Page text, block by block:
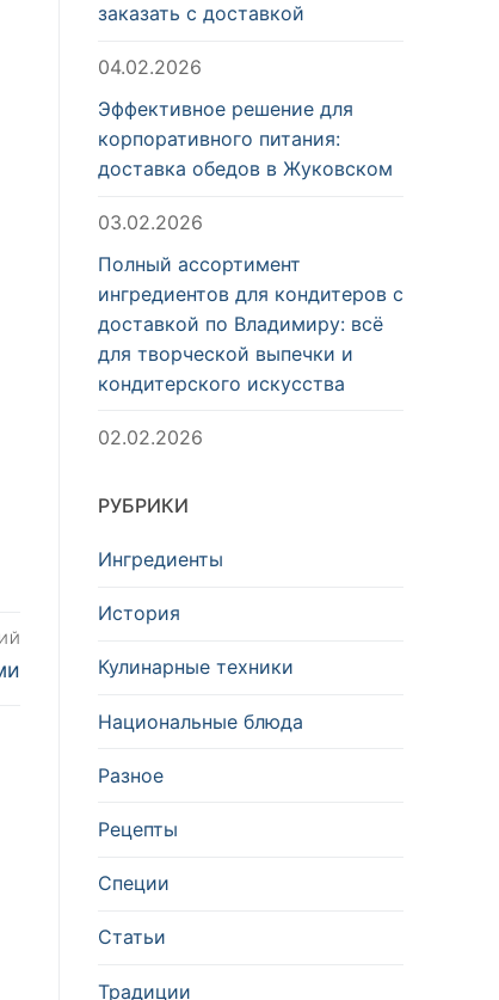
заказать с доставкой
04.02.2026
Эффективное решение для
корпоративного питания:
доставка обедов в Жуковском
03.02.2026
Полный ассортимент
ингредиентов для кондитеров с
доставкой по Владимиру: всё
для творческой выпечки и
кондитерского искусства
02.02.2026
РУБРИКИ
Ингредиенты
История
Кулинарные техники
Национальные блюда
Разное
Рецепты
Специи
Статьи
Традиции